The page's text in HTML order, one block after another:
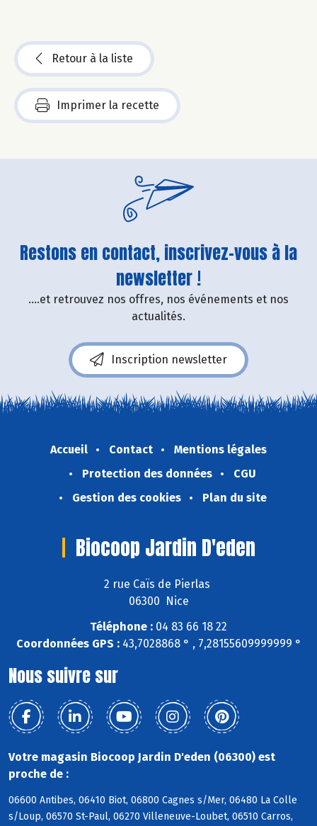
Retour à la liste
Imprimer la recette
Restons en contact, inscrivez-vous à la
newsletter !
....et retrouvez nos offres, nos événements et nos
actualités.
Inscription newsletter
Accueil Contact
Mentions légales
Protection des données
CGU
Gestion des cookies
Plan du site
Biocoop Jardin D'eden
2 rue Caïs de Pierlas
06300 Nice
Téléphone : 04 83 66 18 22
Coordonnées GPS :43,7028868 ° , 7,28155609999999 °
Nous suivre sur
Votre magasin Biocoop Jardin D'eden (06300) est
proche de :
06600 Antibes, 06410 Biot, 06800 Cagnes s/Mer, 06480 La Colle
s/Loup, 06570 St-Paul, 06270 Villeneuve-Loubet, 06510 Carros,